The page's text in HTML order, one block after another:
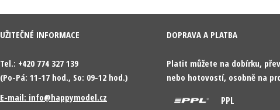
UŽITEČNÉ INFORMACE
Tel.: +420 774 327 139
(Po-Pá: 11-17 hod., So: 09-12 hod.)
E-mail: info@happymodel.cz
DOPRAVA A PLATBA
Platit můžete na dobírku,
nebo hotovostí, osobně na
PPL